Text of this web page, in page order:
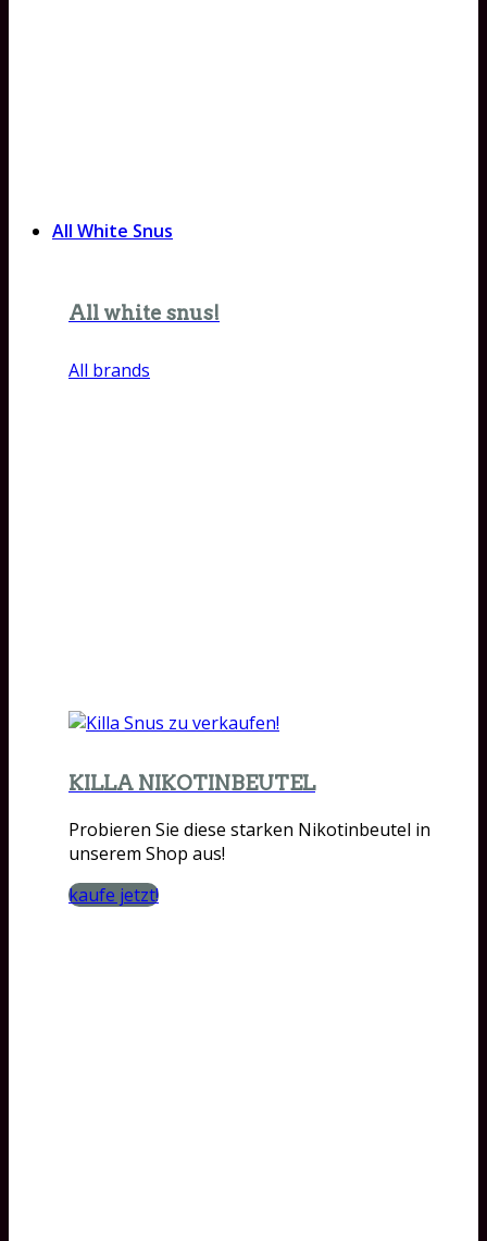
All White Snus
All white snus!
All brands
KILLA NIKOTINBEUTEL
Probieren Sie diese starken Nikotinbeutel in
unserem Shop aus!
kaufe jetzt!